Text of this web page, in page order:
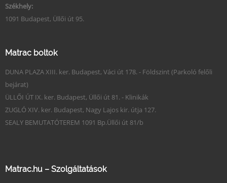
Székhely:
1091 Budapest, Üllői út 95.
Matrac boltok
DUNA PLAZA XIII. ker. Budapest, Váci út 178. - Földszint (Parkoló felőli
bejárat)
ÜLLŐI ÚT IX. ker. Budapest, Üllői út 81. - Klinikák
ZUGLÓ XIV. ker. Budapest, Nagy Lajos kir. útja 127.
SEALY BEMUTATÓTEREM 1091 Bp.Üllői út 81/b
Matrac.hu – Szolgáltatások